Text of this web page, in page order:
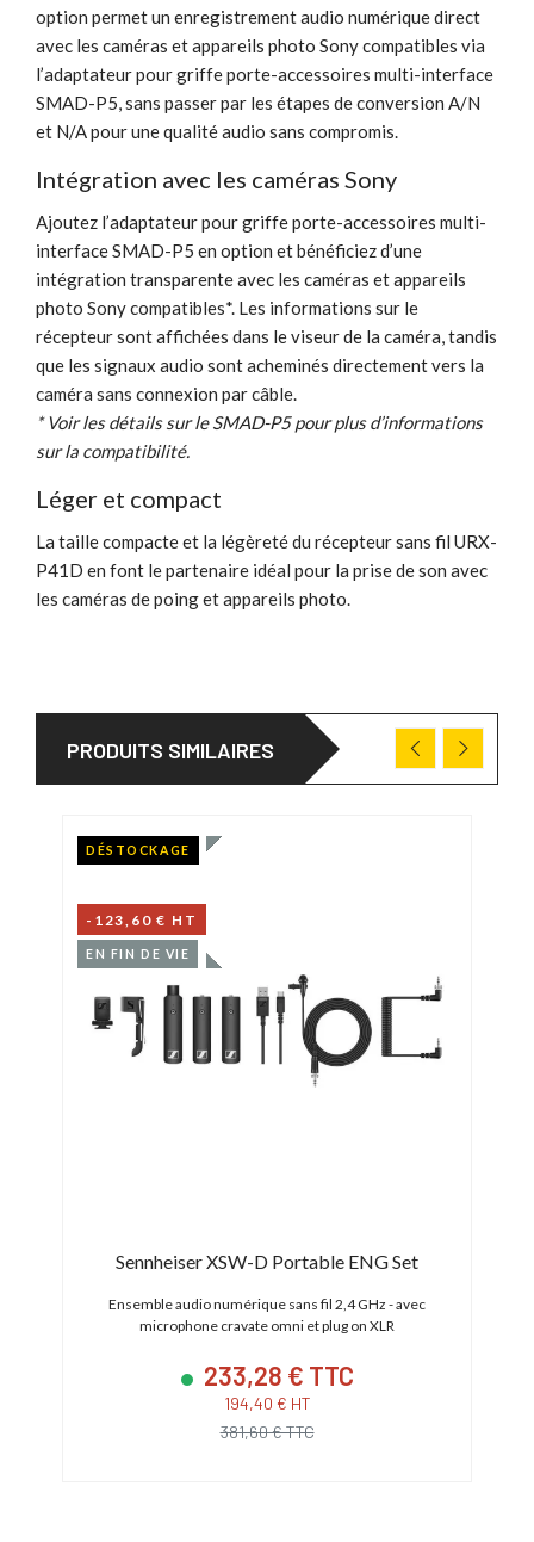
option permet un enregistrement audio numérique direct
avec les caméras et appareils photo Sony compatibles via
l’adaptateur pour griffe porte-accessoires multi-interface
SMAD-P5, sans passer par les étapes de conversion A/N
et N/A pour une qualité audio sans compromis.
Intégration avec les caméras Sony
Ajoutez l’adaptateur pour griffe porte-accessoires multi-
interface SMAD-P5 en option et bénéficiez d’une
intégration transparente avec les caméras et appareils
photo Sony compatibles*. Les informations sur le
récepteur sont affichées dans le viseur de la caméra, tandis
que les signaux audio sont acheminés directement vers la
caméra sans connexion par câble.
* Voir les détails sur le SMAD-P5 pour plus d’informations
sur la compatibilité.
Léger et compact
La taille compacte et la légèreté du récepteur sans fil URX-
P41D en font le partenaire idéal pour la prise de son avec
les caméras de poing et appareils photo.
PRODUITS SIMILAIRES
DÉSTOCKAGE
-123,60 € HT
EN FIN DE VIE
Sennheiser XSW-D Portable ENG Set
Ensemble audio numérique sans fil 2,4 GHz - avec
microphone cravate omni et plug on XLR
233,28 € TTC
194,40 € HT
381,60 € TTC